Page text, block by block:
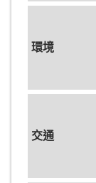
環境
交通